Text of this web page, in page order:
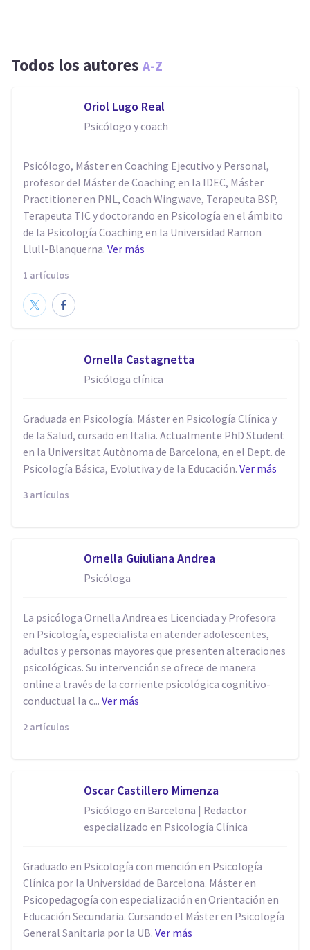
Todos los autores A-Z
Oriol Lugo Real
Psicólogo y coach
Psicólogo, Máster en Coaching Ejecutivo y Personal,
profesor del Máster de Coaching en la IDEC, Máster
Practitioner en PNL, Coach Wingwave, Terapeuta BSP,
Terapeuta TIC y doctorando en Psicología en el ámbito
de la Psicología Coaching en la Universidad Ramon
Llull-Blanquerna. Ver más
1 artículos
Ornella Castagnetta
Psicóloga clínica
Graduada en Psicología. Máster en Psicología Clínica y
de la Salud, cursado en Italia. Actualmente PhD Student
en la Universitat Autònoma de Barcelona, en el Dept. de
Psicología Básica, Evolutiva y de la Educación. Ver más
3 artículos
Ornella Guiuliana Andrea
Psicóloga
La psicóloga Ornella Andrea es Licenciada y Profesora
en Psicología, especialista en atender adolescentes,
adultos y personas mayores que presenten alteraciones
psicológicas. Su intervención se ofrece de manera
online a través de la corriente psicológica cognitivo-
conductual la c... Ver más
2 artículos
Oscar Castillero Mimenza
Psicólogo en Barcelona | Redactor
especializado en Psicología Clínica
Graduado en Psicología con mención en Psicología
Clínica por la Universidad de Barcelona. Máster en
Psicopedagogía con especialización en Orientación en
Educación Secundaria. Cursando el Máster en Psicología
General Sanitaria por la UB. Ver más